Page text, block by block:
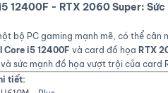
12400F - RTX 2060 Super:
bộ PC gaming mạnh mẽ, có thể
Core i5 12400F và card đồ họa RTX
và sức mạnh đồ họa vượt trội của
tiết: